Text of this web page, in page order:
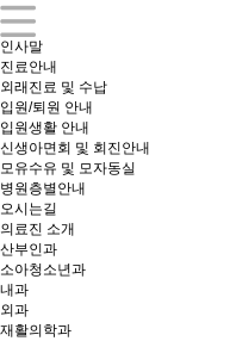
인사말
진료안내
외래진료 및 수납
입원/퇴원 안내
입원생활 안내
신생아면회 및 회진안내
모유수유 및 모자동실
병원층별안내
오시는길
의료진 소개
산부인과
소아청소년과
내과
외과
재활의학과